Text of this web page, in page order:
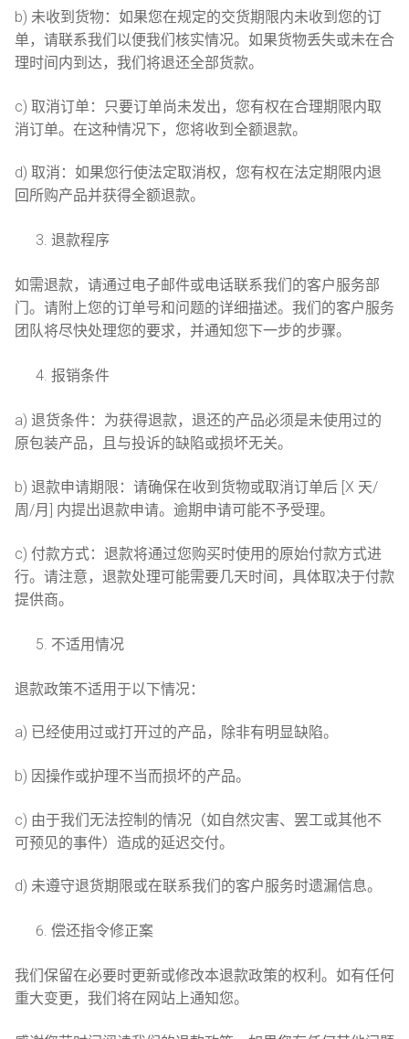
Deutsch
Ελληνικά
Italiano
Polski
Español
b) 未收到货物：如果您在规定的交货期限内未收到您的订
单，请联系我们以便我们核实情况。如果货物丢失或未在合
理时间内到达，我们将退还全部货款。
c) 取消订单：只要订单尚未发出，您有权在合理期限内取
消订单。在这种情况下，您将收到全额退款。
d) 取消：如果您行使法定取消权，您有权在法定期限内退
回所购产品并获得全额退款。
退款程序
如需退款，请通过电子邮件或电话联系我们的客户服务部
门。请附上您的订单号和问题的详细描述。我们的客户服务
团队将尽快处理您的要求，并通知您下一步的步骤。
报销条件
a) 退货条件：为获得退款，退还的产品必须是未使用过的
原包装产品，且与投诉的缺陷或损坏无关。
b) 退款申请期限：请确保在收到货物或取消订单后 [X 天/
周/月] 内提出退款申请。逾期申请可能不予受理。
c) 付款方式：退款将通过您购买时使用的原始付款方式进
行。请注意，退款处理可能需要几天时间，具体取决于付款
提供商。
不适用情况
退款政策不适用于以下情况：
a) 已经使用过或打开过的产品，除非有明显缺陷。
b) 因操作或护理不当而损坏的产品。
c) 由于我们无法控制的情况（如自然灾害、罢工或其他不
可预见的事件）造成的延迟交付。
d) 未遵守退货期限或在联系我们的客户服务时遗漏信息。
偿还指令修正案
我们保留在必要时更新或修改本退款政策的权利。如有任何
重大变更，我们将在网站上通知您。